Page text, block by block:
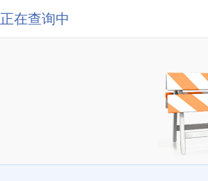
正在查询中